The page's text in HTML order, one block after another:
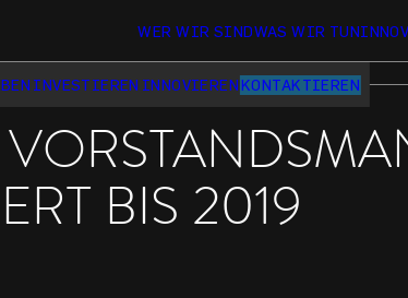
WER WIR SINDWAS WIR TUN
INVESTIEREN INNOVIERENKONTAKTIEREN
BIS 2019